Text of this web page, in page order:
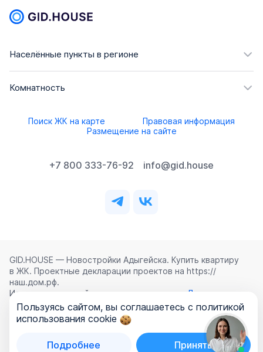
Населённые пункты в регионе
Комнатность
Поиск ЖК на карте
Правовая информация
Размещение на сайте
+7 800 333-76-92 info@gid.house
GID.HOUSE — Новостройки Адыгейска. Купить квартиру
в ЖК. Проектные декларации проектов на https://
наш.дом.рф.
Использование сайта означает согласие с
Лицензионным
соглашением
,Политикой конфиденциальностии
Политикой обработки персональных данных
ООО «ГИД.ХАУЗ»
Пользуясь сайтом, вы соглашаетесь с политикой
использования cookie
Подробнее Принять